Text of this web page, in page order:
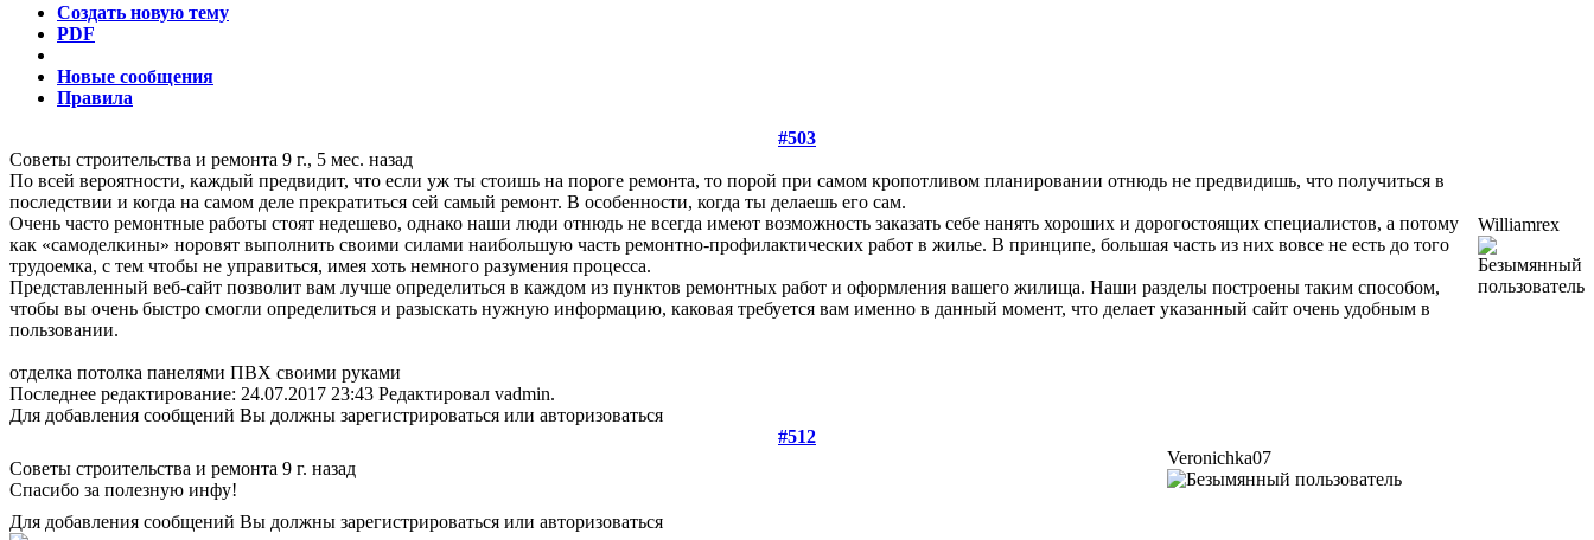
Создать новую тему
PDF
Новые сообщения
Правила
#503
Советы строительства и ремонта 9 г., 5 мес. назад
По всей вероятности, каждый предвидит, что если уж ты стоишь на пороге ремонта, то порой при самом кропотливом планировании отнюдь не предвидишь, что получиться в
последствии и когда на самом деле прекратиться сей самый ремонт. В особенности, когда ты делаешь его сам.
Очень часто ремонтные работы стоят недешево, однако наши люди отнюдь не всегда имеют возможность заказать себе нанять хороших и дорогостоящих специалистов, а потому
как «самоделкины» норовят выполнить своими силами наибольшую часть ремонтно-профилактических работ в жилье. В принципе, большая часть из них вовсе не есть до того
трудоемка, с тем чтобы не управиться, имея хоть немного разумения процесса.
Представленный веб-сайт позволит вам лучше определиться в каждом из пунктов ремонтных работ и оформления вашего жилища. Наши разделы построены таким способом,
чтобы вы очень быстро смогли определиться и разыскать нужную информацию, каковая требуется вам именно в данный момент, что делает указанный сайт очень удобным в
пользовании.
отделка потолка панелями ПВХ своими руками
Williamrex
Последнее редактирование: 24.07.2017 23:43 Редактировал vadmin.
Для добавления сообщений Вы должны зарегистрироваться или авторизоваться
#512
Советы строительства и ремонта 9 г. назад
Спасибо за полезную инфу!
Veronichka07
Для добавления сообщений Вы должны зарегистрироваться или авторизоваться